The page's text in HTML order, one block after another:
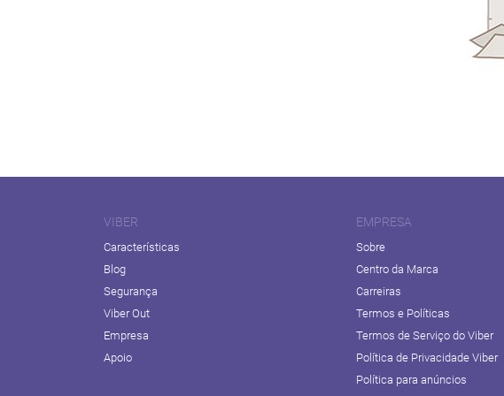
VIBER
Características
Blog
Segurança
Viber Out
Empresa
Apoio
EMPRESA
Sobre
Centro da Marca
Carreiras
Termos e Políticas
Termos de Serviço do Viber
Política de Privacidade Viber
Política para anúncios